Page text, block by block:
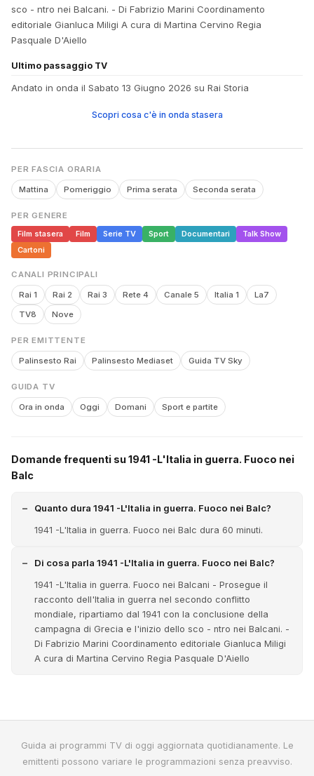
sco - ntro nei Balcani. - Di Fabrizio Marini Coordinamento
editoriale Gianluca Miligi A cura di Martina Cervino Regia
Pasquale D'Aiello
Ultimo passaggio TV
Andato in onda il Sabato 13 Giugno 2026 su Rai Storia
Scopri cosa c'è in onda stasera
PER FASCIA ORARIA
Mattina Pomeriggio Prima serata Seconda serata
PER GENERE
Film stasera
Film Serie TV Sport Documentari
Talk Show
Cartoni
CANALI PRINCIPALI
Rai 1 Rai 2 Rai 3 Rete 4 Canale 5 Italia 1
La7
TV8
Nove
PER EMITTENTE
Palinsesto Rai Palinsesto Mediaset Guida TV Sky
GUIDA TV
Ora in onda Oggi Domani Sport e partite
Domande frequenti su 1941 -L'Italia in guerra. Fuoco nei
Balc
Quanto dura 1941 -L'Italia in guerra. Fuoco nei Balc?
1941 -L'Italia in guerra. Fuoco nei Balc dura 60 minuti.
Di cosa parla 1941 -L'Italia in guerra. Fuoco nei Balc?
1941 -L'Italia in guerra. Fuoco nei Balcani - Prosegue il
racconto dell'Italia in guerra nel secondo conflitto
mondiale, ripartiamo dal 1941 con la conclusione della
campagna di Grecia e l'inizio dello sco - ntro nei Balcani. -
Di Fabrizio Marini Coordinamento editoriale Gianluca Miligi
A cura di Martina Cervino Regia Pasquale D'Aiello
Guida ai programmi TV di oggi aggiornata quotidianamente. Le
emittenti possono variare le programmazioni senza preavviso.